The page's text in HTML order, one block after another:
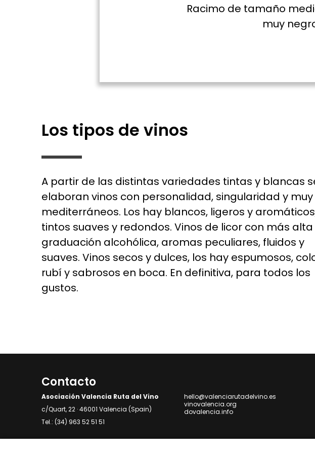
Racimo de tamaño
muy
Los tipos de vinos
A partir de las distintas variedades tintas y blancas
elaboran vinos con personalidad, singularidad y muy
mediterráneos. Los hay blancos, ligeros y
tintos suaves y redondos. Vinos de licor con más alta
graduación alcohólica, aromas peculiares, fluidos y
suaves. Vinos secos y dulces, los hay espumosos,
rubí y sabrosos en boca. En definitiva, para todos los
gustos.
Contacto
Asociación Valencia Ruta del Vino
c/Quart, 22 · 46001 Valencia (Spain)
Tel.: (34) 963 52 51 51
hello@valenciarutadelvino.es
vinovalencia.org
dovalencia.info